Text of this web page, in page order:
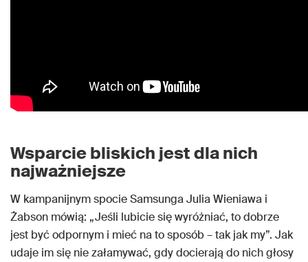
Wsparcie bliskich jest dla nich
najważniejsze
W kampanijnym spocie Samsunga Julia Wieniawa i
Żabson mówią: „Jeśli lubicie się wyróżniać, to dobrze
jest być odpornym i mieć na to sposób – tak jak my”. Jak
udaje im się nie załamywać, gdy docierają do nich głosy